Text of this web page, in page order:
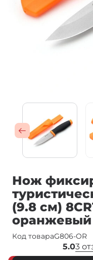
Нож
(9.8 см)
оранжевый
Код товараG806-OR
5.03